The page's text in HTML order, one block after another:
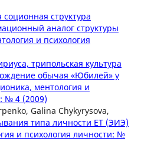
структура
аналог структуры
и психология
трипольская культура
обычая «Юбилей» у
ментология и
№ 4 (2009)
Galina Chykyrysova,
типа личности ET (ЭИЭ)
и психология личности: №